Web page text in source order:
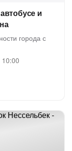
и
города с